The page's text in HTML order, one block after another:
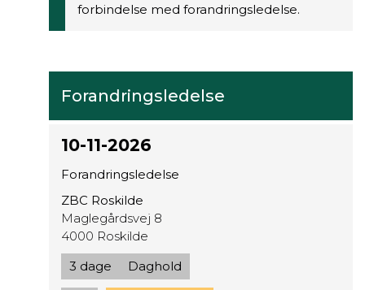
forbindelse med forandringsledelse.
Forandringsledelse
10-11-2026
Forandringsledelse
ZBC Roskilde
Maglegårdsvej 8
4000 Roskilde
3 dage
Daghold